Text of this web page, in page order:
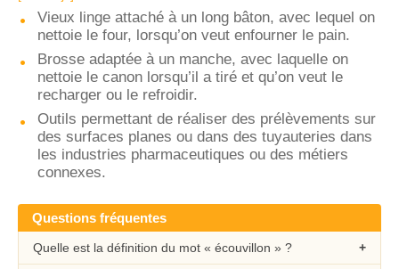
Vieux linge attaché à un long bâton, avec lequel on
nettoie le four, lorsqu’on veut enfourner le pain.
Brosse adaptée à un manche, avec laquelle on
nettoie le canon lorsqu’il a tiré et qu’on veut le
recharger ou le refroidir.
Outils permettant de réaliser des prélèvements sur
des surfaces planes ou dans des tuyauteries dans
les industries pharmaceutiques ou des métiers
connexes.
Questions fréquentes
Quelle est la définition du mot « écouvillon » ?